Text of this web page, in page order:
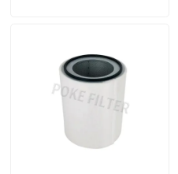
वीडियो
हमारे बारे में